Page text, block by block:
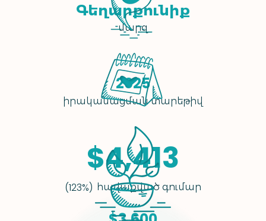
Գեղարքունիք
մարզ
2025
իրականացման տարեթիվ
(123%) հավաքված գումար
$4,413